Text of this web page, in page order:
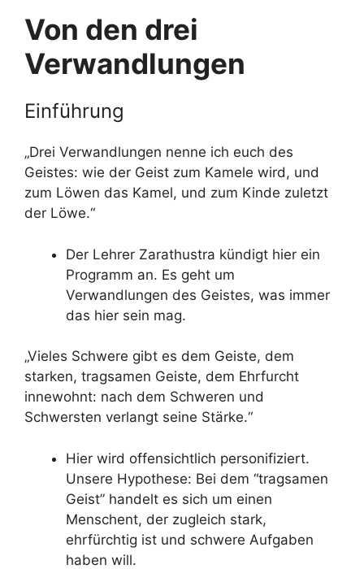
Von den drei
Verwandlungen
Einführung
„Drei Verwandlungen nenne ich euch des
Geistes: wie der Geist zum Kamele wird, und
zum Löwen das Kamel, und zum Kinde zuletzt
der Löwe.“
Der Lehrer Zarathustra kündigt hier ein
Programm an. Es geht um
Verwandlungen des Geistes, was immer
das hier sein mag.
„Vieles Schwere gibt es dem Geiste, dem
starken, tragsamen Geiste, dem Ehrfurcht
innewohnt: nach dem Schweren und
Schwersten verlangt seine Stärke.“
Hier wird offensichtlich personifiziert.
Unsere Hypothese: Bei dem “tragsamen
Geist” handelt es sich um einen
Menschent, der zugleich stark,
ehrfürchtig ist und schwere Aufgaben
haben will.